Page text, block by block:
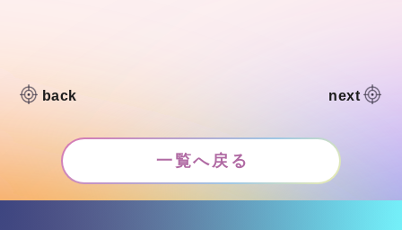
back next
一覧へ戻る